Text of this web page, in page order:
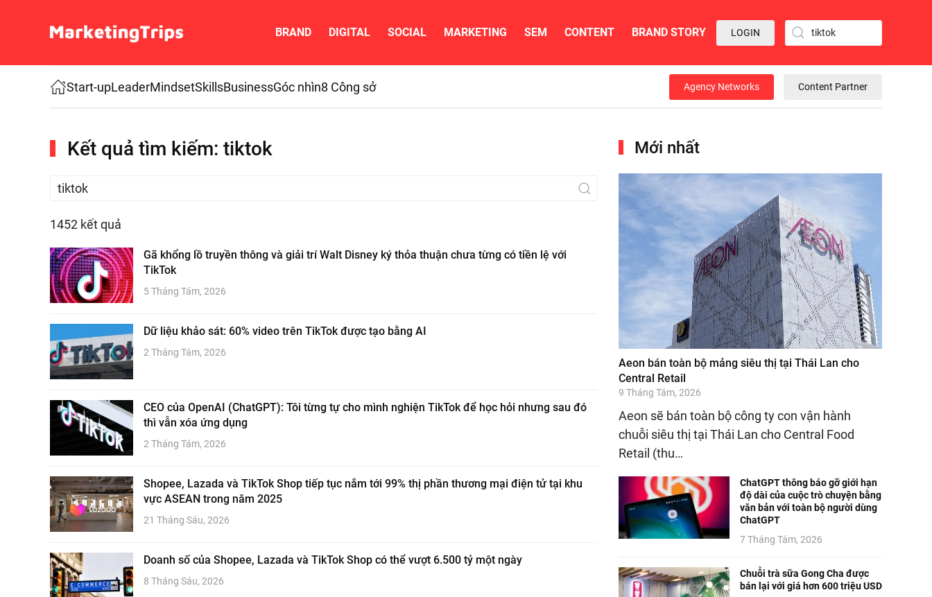
Skip to main content
BRAND DIGITAL SOCIAL MARKETING SEM CONTENT BRAND STORY LOGIN
Start-upLeaderMindsetSkillsBusinessGóc nhìn8 Công sở Agency Networks Content Partner
Kết quả tìm kiếm: tiktok
1452 kết quả
Gã khổng lồ truyền thông và giải trí Walt Disney ký thỏa thuận chưa từng có tiền lệ với
TikTok
5 Tháng Tám, 2026
Dữ liệu khảo sát: 60% video trên TikTok được tạo bằng AI
2 Tháng Tám, 2026
CEO của OpenAI (ChatGPT): Tôi từng tự cho mình nghiện TikTok để học hỏi nhưng sau đó
thì vẫn xóa ứng dụng
2 Tháng Tám, 2026
Shopee, Lazada và TikTok Shop tiếp tục nắm tới 99% thị phần thương mại điện tử tại khu
vực ASEAN trong năm 2025
21 Tháng Sáu, 2026
Doanh số của Shopee, Lazada và TikTok Shop có thể vượt 6.500 tỷ một ngày
8 Tháng Sáu, 2026
Mới nhất
Aeon bán toàn bộ mảng siêu thị tại Thái Lan cho
Central Retail
9 Tháng Tám, 2026
Aeon sẽ bán toàn bộ công ty con vận hành
chuỗi siêu thị tại Thái Lan cho Central Food
Retail (thu…
ChatGPT thông báo gỡ giới hạn
độ dài của cuộc trò chuyện bằng
văn bản với toàn bộ người dùng
ChatGPT
7 Tháng Tám, 2026
Chuỗi trà sữa Gong Cha được
bán lại với giá hơn 600 triệu USD